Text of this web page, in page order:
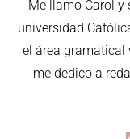
Me llamo Carol y
universidad
el área gramatical
me dedico a